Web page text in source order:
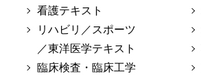
看護テキスト
リハビリ／スポーツ
／東洋医学テキスト
臨床検査・臨床工学